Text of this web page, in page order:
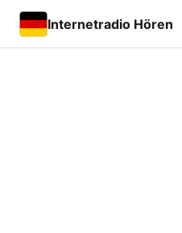
Internetradio Hören